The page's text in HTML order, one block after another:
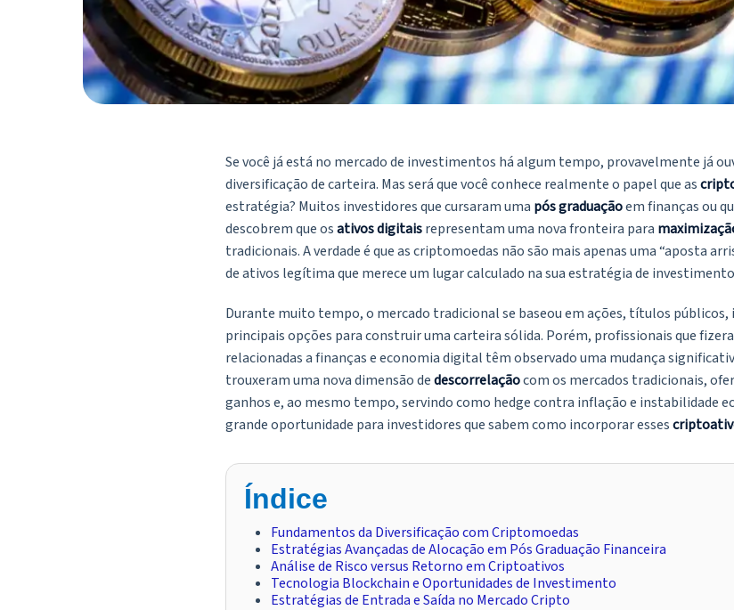
Se você já está no mercado de investimentos há algum tempo, provavelmente já
diversificação de carteira. Mas será que você conhece realmente o papel que as
estratégia? Muitos investidores que cursaram uma pós graduaçãoem finanças ou
descobrem que osativos digitaisrepresentam uma nova fronteira para
tradicionais. A verdade é que as criptomoedas não são mais apenas uma “aposta
de ativos legítima que merece um lugar calculado na sua estratégia de
Durante muito tempo, o mercado tradicional se baseou em ações, títulos públicos,
principais opções para construir uma carteira sólida. Porém, profissionais que
relacionadas a finanças e economia digital têm observado uma mudança
trouxeram uma nova dimensão dedescorrelaçãocom os mercados tradicionais,
ganhos e, ao mesmo tempo, servindo como hedge contra inflação e instabilidade
grande oportunidade para investidores que sabem como incorporar esses
Índice
Fundamentos da Diversificação com Criptomoedas
Estratégias Avançadas de Alocação em Pós Graduação Financeira
Análise de Risco versus Retorno em Criptoativos
Tecnologia Blockchain e Oportunidades de Investimento
Estratégias de Entrada e Saída no Mercado Cripto